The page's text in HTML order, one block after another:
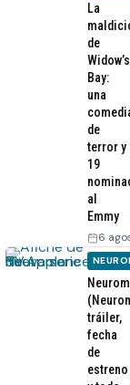
La
de
Widow’s
Bay:
una
de
terror y
19
al
Emmy
6
tráiler,
fecha
de
estreno